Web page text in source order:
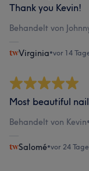
Thank you Kevin!
Behandelt von
Virginia•vor 14
Most beautiful
Behandelt von Kevin•
Salomé•vor 24